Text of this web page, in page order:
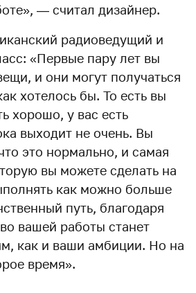
— считал дизайнер.
радиоведущий и
«Первые пару лет вы
и они могут получаться
хотелось бы. То есть вы
хорошо, у вас есть
выходит не очень. Вы
это нормально, и самая
вы можете сделать на
как можно больше
путь, благодаря
вашей работы станет
как и ваши амбиции. Но на
время».